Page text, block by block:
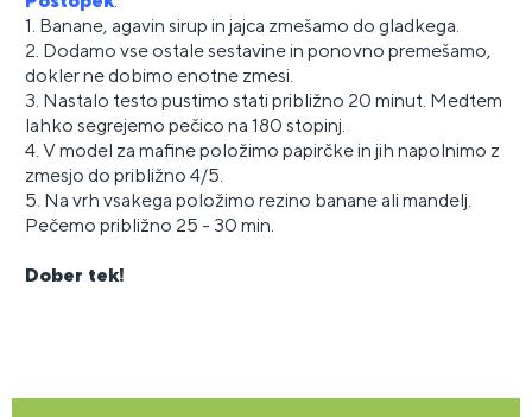
1. Banane, agavin sirup in jajca zmešamo do gladkega.
2. Dodamo vse ostale sestavine in ponovno premešamo,
dokler ne dobimo enotne zmesi.
3. Nastalo testo pustimo stati približno 20 minut. Medtem
lahko segrejemo pečico na 180 stopinj.
4. V model za mafine položimo papirčke in jih napolnimo z
zmesjo do približno 4/5.
5. Na vrh vsakega položimo rezino banane ali mandelj.
Pečemo približno 25 - 30 min.
Dober tek!